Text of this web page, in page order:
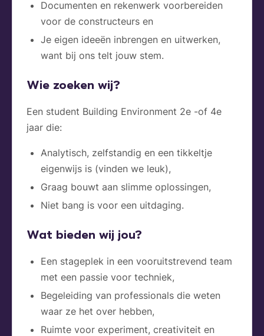
Documenten en rekenwerk voorbereiden
voor de constructeurs en
Je eigen ideeën inbrengen en uitwerken,
want bij ons telt jouw stem.
Wie zoeken wij?
Een student Building Environment 2e -of 4e
jaar die:
Analytisch, zelfstandig en een tikkeltje
eigenwijs is (vinden we leuk),
Graag bouwt aan slimme oplossingen,
Niet bang is voor een uitdaging.
Wat bieden wij jou?
Een stageplek in een vooruitstrevend team
met een passie voor techniek,
Begeleiding van professionals die weten
waar ze het over hebben,
Ruimte voor experiment, creativiteit en